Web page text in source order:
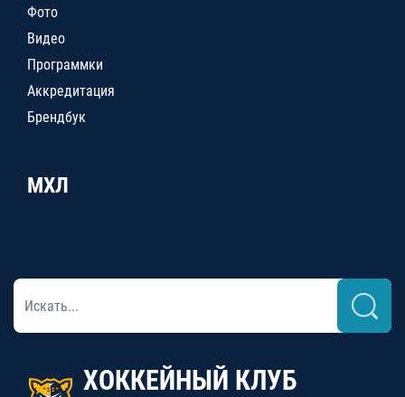
Фото
Видео
Программки
Аккредитация
Брендбук
МХЛ
ХОККЕЙНЫЙ КЛУБ